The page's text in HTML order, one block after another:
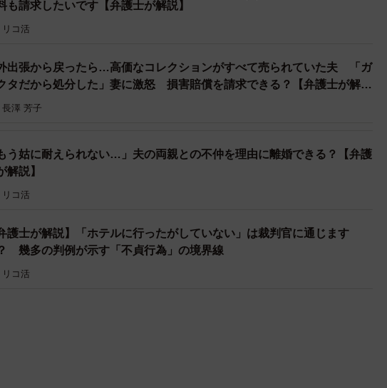
長さ、子どもの有無、家庭への影響度など、様々な要因が金額の相場
します。証拠集めの方法やポイントをあらかじめ弁護士に相談し、慎重
分の権利を正当に主張しやすくなるでしょう。
く不倫相手に対しても慰謝料請求が可能なため、両方から請求するこ
に通報するリスク
偶者や職場に通報する手段は、相手に大きな社会的ダメージを与えら
。特に社内不倫の場合、会社への報告が相手に制裁を与える手段となり
律問題に発展し、逆に自分が訴えられるリスクも存在します。不倫問
も請求したいです【弁護士が解説】
リコ活
出張から戻ったら…高価なコレクションがすべて売られていた夫 「ガ
タだから処分した」妻に激怒 損害賠償を請求できる？【弁護士が解
長澤 芳子
う姑に耐えられない…」夫の両親との不仲を理由に離婚できる？【弁護
解説】
リコ活
護士が解説】「ホテルに行ったがしていない」は裁判官に通じます
幾多の判例が示す「不貞行為」の境界線
リコ活